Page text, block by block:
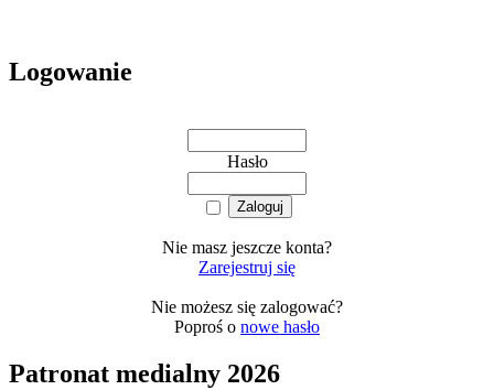
Logowanie
Hasło
Nie masz jeszcze konta?
Zarejestruj się
Nie możesz się zalogować?
Poproś o nowe hasło
Patronat medialny 2026